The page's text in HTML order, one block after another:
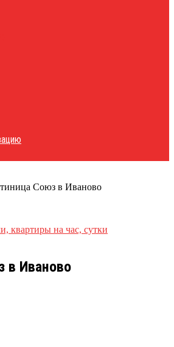
Союз в Иваново
квартиры на час, сутки
в Иваново